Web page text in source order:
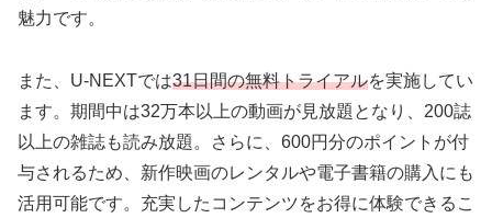
魅力です。
また、U-NEXTでは31日間の無料トライアルを実施してい
ます。期間中は32万本以上の動画が見放題となり、200誌
以上の雑誌も読み放題。さらに、600円分のポイントが付
与されるため、新作映画のレンタルや電子書籍の購入にも
活用可能です。充実したコンテンツをお得に体験できるこ